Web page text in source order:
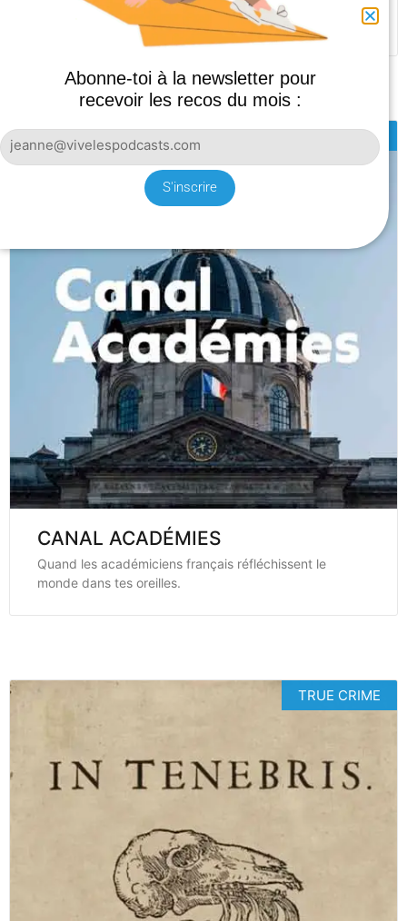
L’histoire d’une querelle entre deux passionnés de félins
qui vire au cauchemar…
APPRENDRE
CANAL ACADÉMIES
Quand les académiciens français réfléchissent le
monde dans tes oreilles.
TRUE CRIME
Abonne-toi à la newsletter pour
recevoir les recos du mois :
S'inscrire